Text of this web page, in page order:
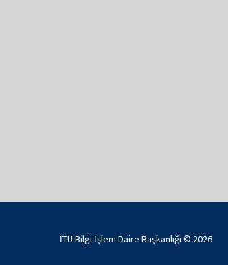
İTÜ Bilgi İşlem Daire Başkanlığı © 2026